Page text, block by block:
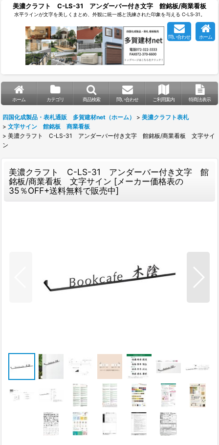
美濃クラフト C-LS-31 アンダーバー付き文字 館銘板/商業看板
水平ラインが文字を美しくまとめ、外観に統一感と洗練された印象を与える C‑LS‑31。
問い合わせ ホーム
ホーム カテゴリ 商品検索 問い合わせ ご利用案内 特商法表示
四国化成製品・表札通販 多賀建材net（ホーム） > 美濃クラフト表札
> 文字サイン 館銘板 商業看板
> 美濃クラフト C-LS-31 アンダーバー付き文字 館銘板/商業看板 文字サイ
ン
美濃クラフト C-LS-31 アンダーバー付き文字 館
銘板/商業看板 文字サイン [メーカー価格表の
35％OFF+送料無料で販売中]